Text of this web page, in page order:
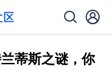
蒂斯之谜，你